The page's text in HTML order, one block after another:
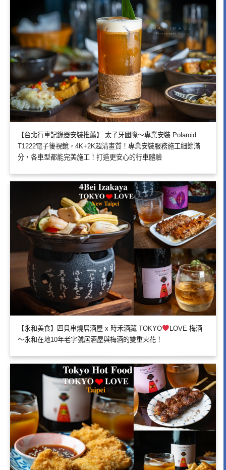
【台北行車記錄器安裝推薦】 太子牙國際～專業安裝 Polaroid
T1222電子後視鏡，4K+2K超清畫質！專業安裝服務施工細節滿
分，各車型都能完美施工！打造更安心的行車體驗
【永和美食】四貝串燒居酒屋 x 時禾酒藏 TOKYO
LOVE 梅酒
～永和在地10年老字號居酒屋與梅酒的雙重火花！